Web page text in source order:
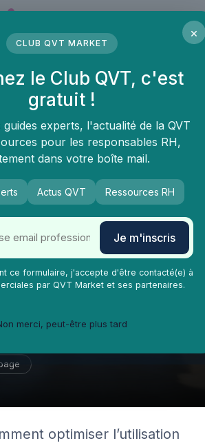
l’expérience myrh
pour améliorer la
optimiser l’utilisation
×
CLUB QVT MARKET
le Club QVT, c'est
gratuit !
guides experts, l'actualité de la QVT
pour les responsables RH,
dans votre boîte mail.
Actus QVT Ressources RH
Je m'inscris
ce formulaire, j'accepte d'être contacté(e) à
par QVT Market et ses partenaires.
merci, peut-être plus tard
des cookies